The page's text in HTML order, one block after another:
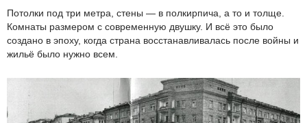
Потолки под три метра, стены — в полкирпича, а то и толще.
Комнаты размером с современную двушку. И всё это было
создано в эпоху, когда страна восстанавливалась после войны и
жильё было нужно всем.